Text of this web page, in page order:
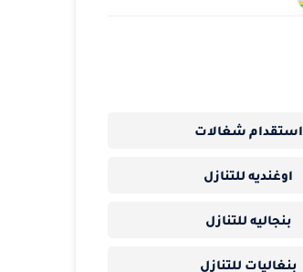
استقدام شغالات
اوغنديه للتنازل
بنجاليه للتنازل
بنغاليات للتنازل